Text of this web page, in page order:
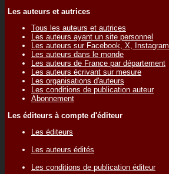
Les auteurs et autrices
Tous les auteurs et autrices
Les auteurs ayant un site personnel
Les auteurs sur Facebook, X, Instagram
Les auteurs dans le monde
Les auteurs de France par département
Les auteurs écrivant sur mesure
Les organisations d'auteurs
Les conditions de publication auteur
Abonnement
Les éditeurs à compte d'éditeur
Les éditeurs
Les auteurs édités
Les conditions de publication éditeur